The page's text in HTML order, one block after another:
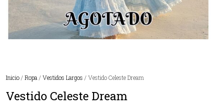
Inicio / Ropa / Vestidos Largos / Vestido Celeste Dream
Vestido Celeste Dream